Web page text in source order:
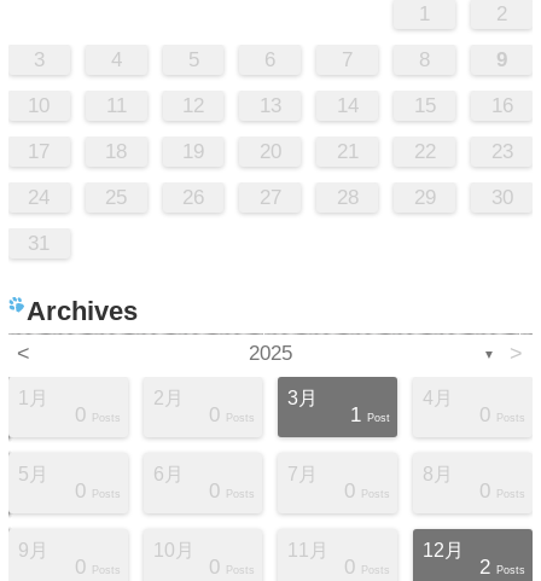
1 2
3 4 5 6 7 8 9
10 11 12 13 14 15 16
17 18 19 20 21 22 23
24 25 26 27 28 29 30
31
Archives
< 2025 ▼ >
1月
0 Posts
2月
0 Posts
3月
1 Post
4月
0 Posts
5月
0 Posts
6月
0 Posts
7月
0 Posts
8月
0 Posts
9月
0 Posts
10月
0 Posts
11月
0 Posts
12月
2 Posts